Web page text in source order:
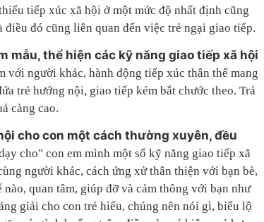
tiếp xúc xã hội ở một mức độ nhất định cũng
đó cũng liên quan đến việc trẻ ngại giao tiếp.
mẫu, thể hiện các kỹ năng giao tiếp xã hội
với người khác, hành động tiếp xúc thân thể mang
trẻ hướng nội, giao tiếp kém bắt chước theo. Trả
càng cao.
cho con một cách thường xuyên, đều
cho" con em mình một số kỹ năng giao tiếp xã
người khác, cách ứng xử thân thiện với bạn bè,
quan tâm, giúp đỡ và cảm thông với bạn như
giải cho con trẻ hiểu, chúng nên nói gì, biểu lộ